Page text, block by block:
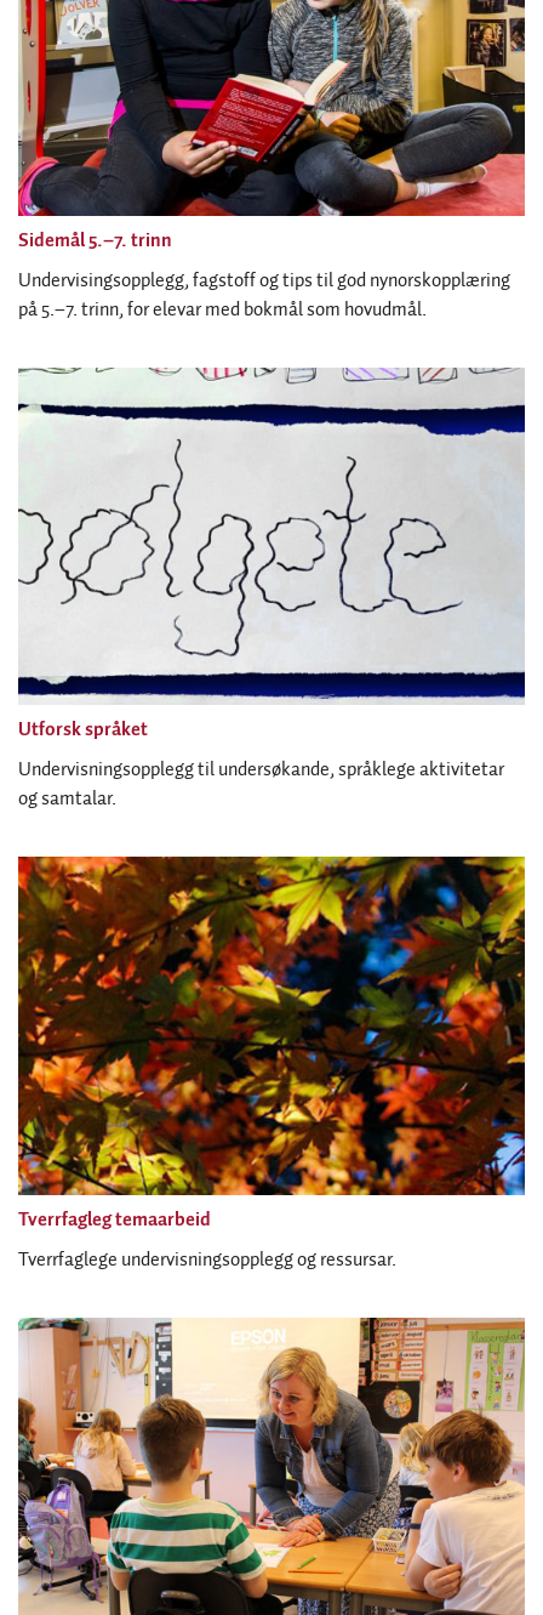
Sidemål 5.–7. trinn
Undervisingsopplegg, fagstoff og tips til god nynorskopplæring
på 5.–7. trinn, for elevar med bokmål som hovudmål.
Utforsk språket
Undervisningsopplegg til undersøkande, språklege aktivitetar
og samtalar.
Tverrfagleg temaarbeid
Tverrfaglege undervisningsopplegg og ressursar.